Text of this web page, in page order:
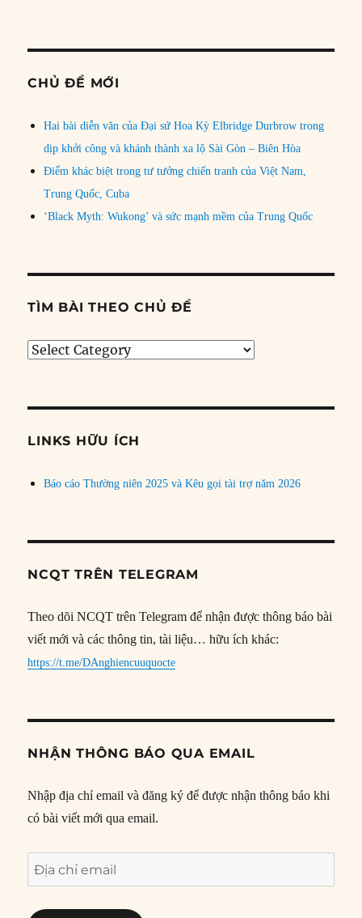
CHỦ ĐỀ MỚI
Hai bài diễn văn của Đại sứ Hoa Kỳ Elbridge Durbrow trong
dịp khởi công và khánh thành xa lộ Sài Gòn – Biên Hòa
Điểm khác biệt trong tư tưởng chiến tranh của Việt Nam,
Trung Quốc, Cuba
‘Black Myth: Wukong’ và sức mạnh mềm của Trung Quốc
TÌM BÀI THEO CHỦ ĐỀ
Tìm
đề
LINKS HỮU ÍCH
Báo cáo Thường niên 2025 và Kêu gọi tài trợ năm 2026
NCQT TRÊN TELEGRAM
Theo dõi NCQT trên Telegram để nhận được thông báo bài
viết mới và các thông tin, tài liệu… hữu ích khác:
https://t.me/DAnghiencuuquocte
NHẬN THÔNG BÁO QUA EMAIL
Nhập địa chỉ email và đăng ký để được nhận thông báo khi
có bài viết mới qua email.
Địa
chỉ
email